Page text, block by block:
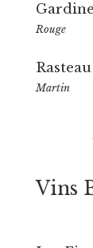
Gardine
Rouge
Martin
Vins